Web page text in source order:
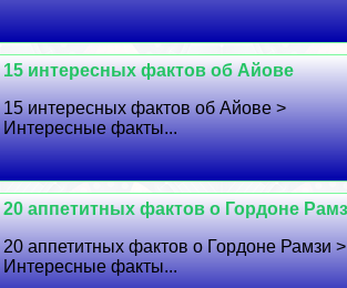
15 интересных фактов об Айове
15 интересных фактов об Айове >
Интересные факты...
20 аппетитных фактов о Гордоне
20 аппетитных фактов о Гордоне Рамзи >
Интересные факты...